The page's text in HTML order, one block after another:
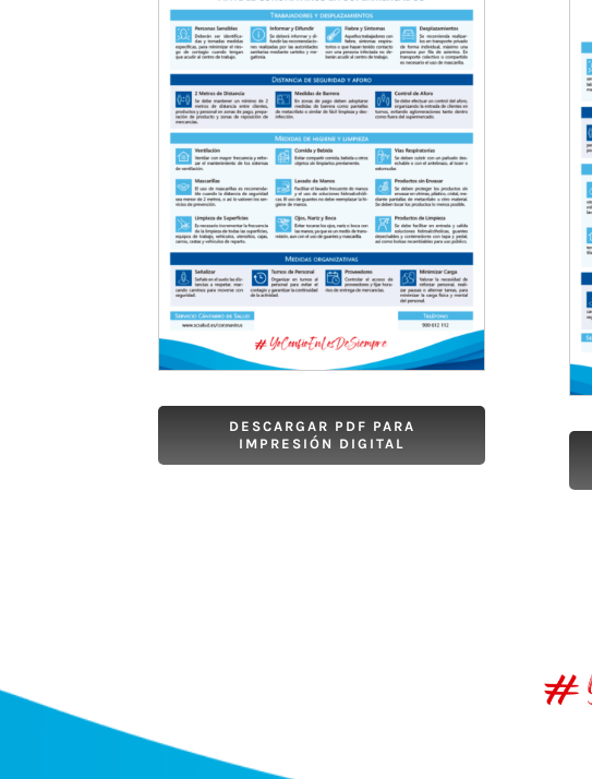
DESCARGAR PDF PARA
IMPRESIÓN DIGITAL